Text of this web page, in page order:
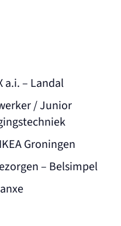
a.i. – Landal
/ Junior
Groningen
– Belsimpel